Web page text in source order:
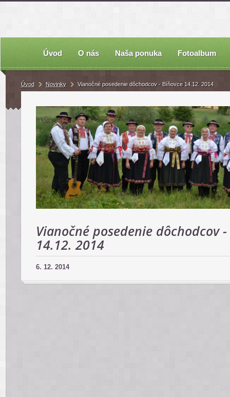
Úvod O nás Naša ponuka Fotoalbum
Úvod Novinky Vianočné posedenie dôchodcov - Bíňovce 14.12. 2014
Vianočné posedenie dôchodcov
14.12. 2014
6. 12. 2014